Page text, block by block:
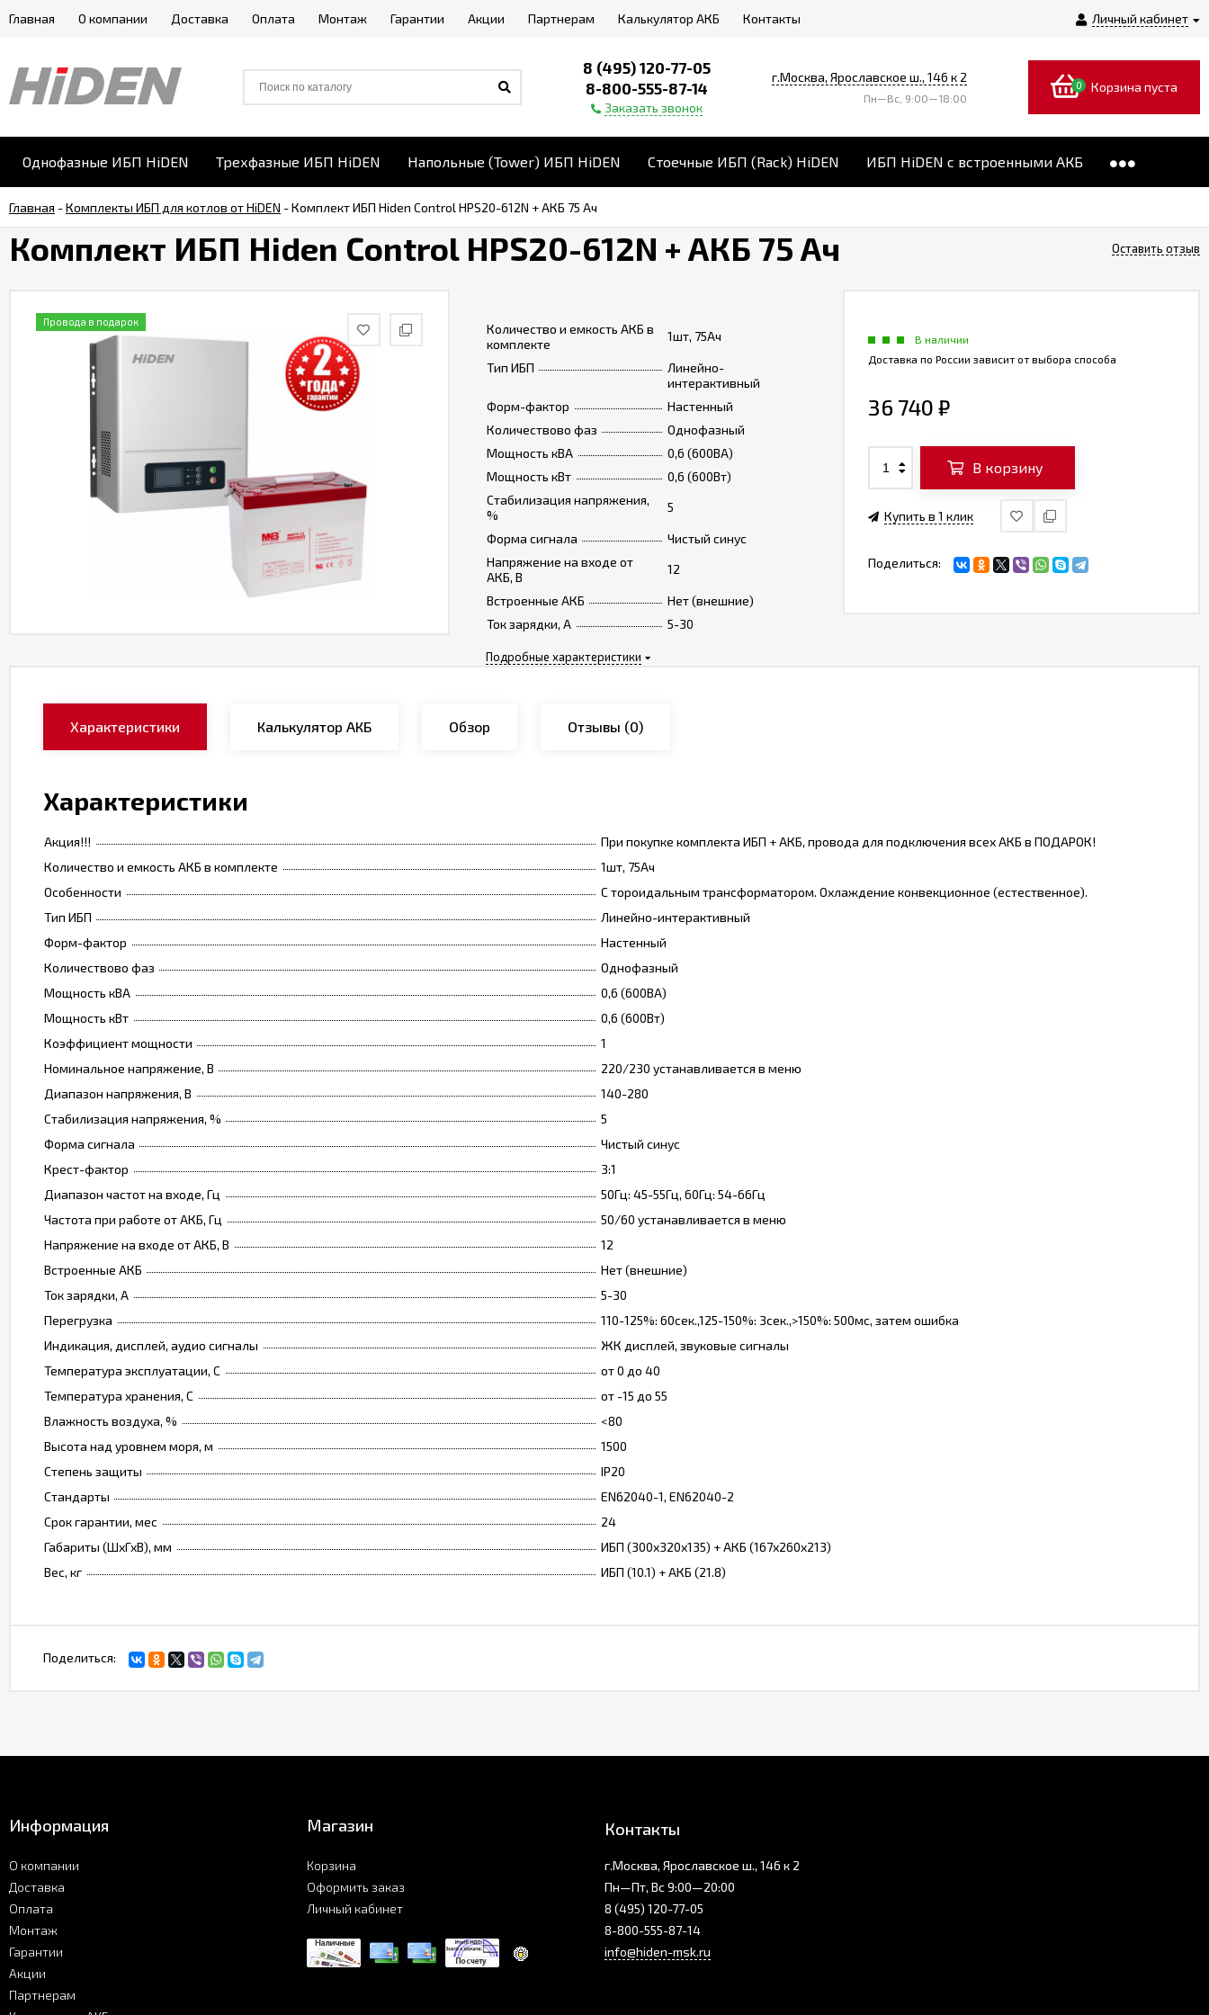
Личный кабинет
Главная О компании Доставка Оплата Монтаж Гарантии Акции Партнерам Калькулятор АКБ Контакты
8 (495) 120-77-05
8-800-555-87-14
Заказать звонок
г.Москва, Ярославское ш., 146 к 2
Пн—Вс, 9:00—18:00
0 Корзина пуста
Однофазные ИБП HiDEN Трехфазные ИБП HiDEN Напольные (Tower) ИБП HiDEN Стоечные ИБП (Rack) HiDEN ИБП HiDEN с встроенными АКБ
Главная -Комплекты ИБП для котлов от HiDEN -Комплект ИБП Hiden Control HPS20-612N + АКБ 75 Ач
Комплект ИБП Hiden Control HPS20-612N + АКБ 75 Ач Оставить отзыв
Провода в подарок
Количество и емкость АКБ в
комплекте
1шт, 75Ач
Тип ИБП
Линейно-
интерактивный
Форм-фактор
Настенный
Количествово фаз
Однофазный
Мощность кВА
0,6 (600ВА)
Мощность кВт
0,6 (600Вт)
Стабилизация напряжения,
%
5
Форма сигнала
Чистый синус
Напряжение на входе от
АКБ, В
12
Встроенные АКБ
Нет (внешние)
Ток зарядки, А
5-30
Подробные характеристики
В наличии
Доставка по России зависит от выбора способа
36 740 ₽
В корзину
Купить в 1 клик
Поделиться:
Характеристики Калькулятор АКБ Обзор Отзывы (0)
Характеристики
Акция!!!
При покупке комплекта ИБП + АКБ, провода для подключения всех АКБ в ПОДАРОК!
Количество и емкость АКБ в комплекте
1шт, 75Ач
Особенности
С тороидальным трансформатором. Охлаждение конвекционное (естественное).
Тип ИБП
Линейно-интерактивный
Форм-фактор
Настенный
Количествово фаз
Однофазный
Мощность кВА
0,6 (600ВА)
Мощность кВт
0,6 (600Вт)
Коэффициент мощности
1
Номинальное напряжение, В
220/230 устанавливается в меню
Диапазон напряжения, В
140-280
Стабилизация напряжения, %
5
Форма сигнала
Чистый синус
Крест-фактор
3:1
Диапазон частот на входе, Гц
50Гц: 45-55Гц, 60Гц: 54-66Гц
Частота при работе от АКБ, Гц
50/60 устанавливается в меню
Напряжение на входе от АКБ, В
12
Встроенные АКБ
Нет (внешние)
Ток зарядки, А
5-30
Перегрузка
110-125%: 60сек.,125-150%: 3сек.,>150%: 500мс, затем ошибка
Индикация, дисплей, аудио сигналы
ЖК дисплей, звуковые сигналы
Температура эксплуатации, C
от 0 до 40
Температура хранения, C
от -15 до 55
Влажность воздуха, %
<80
Высота над уровнем моря, м
1500
Степень защиты
IP20
Стандарты
EN62040-1, EN62040-2
Срок гарантии, мес
24
Габариты (ШхГхВ), мм
ИБП (300х320х135) + АКБ (167х260х213)
Вес, кг
ИБП (10.1) + АКБ (21.8)
Поделиться:
Информация
О компании
Доставка
Оплата
Монтаж
Гарантии
Акции
Партнерам
Магазин
Корзина
Оформить заказ
Личный кабинет
Контакты
г.Москва, Ярославское ш., 146 к 2
Пн—Пт, Вс 9:00—20:00
8 (495) 120-77-05
8-800-555-87-14
info@hiden-msk.ru